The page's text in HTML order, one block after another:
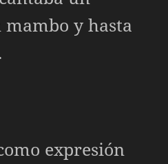
y hasta
expresión